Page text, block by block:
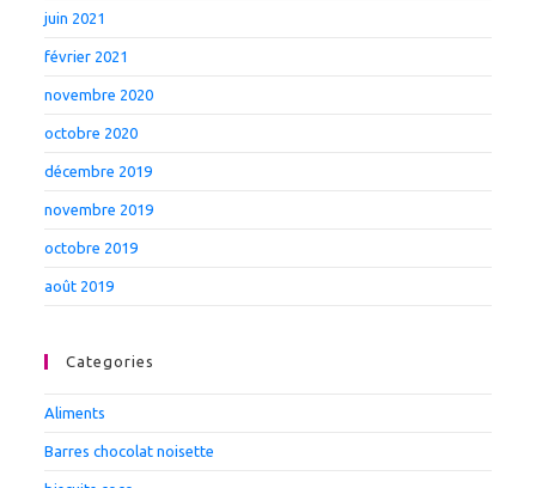
juin 2021
février 2021
novembre 2020
octobre 2020
décembre 2019
novembre 2019
octobre 2019
août 2019
Categories
Aliments
Barres chocolat noisette